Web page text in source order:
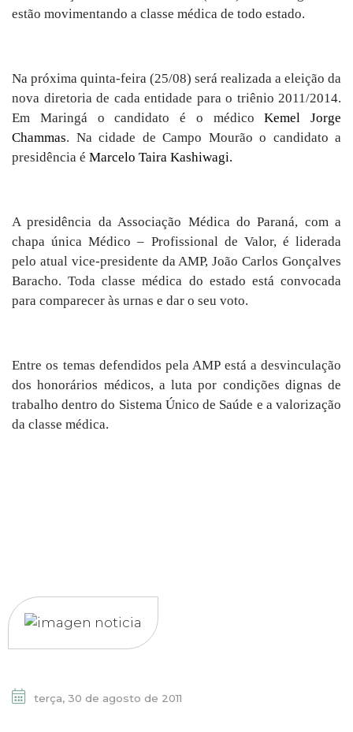
estão movimentando a classe médica de todo estado.
Na próxima quinta-feira (25/08) será realizada a eleição da
nova diretoria de cada entidade para o triênio 2011/2014.
Em Maringá o candidato é o médicoKemel Jorge
Chammas. Na cidade de Campo Mourão o candidato a
presidência é Marcelo Taira Kashiwagi.
A presidência da Associação Médica do Paraná, com a
chapa única Médico – Profissional de Valor, é liderada
pelo atual vice-presidente da AMP,João Carlos Gonçalves
Baracho.Toda classe médica do estado está convocada
para comparecer às urnas e dar o seu voto.
Entre os temas defendidos pela AMP está a desvinculação
dos honorários médicos, a luta por condições dignas de
trabalho dentro do Sistema Único de Saúde e a valorização
da classe médica.
terça, 30 de agosto de 2011